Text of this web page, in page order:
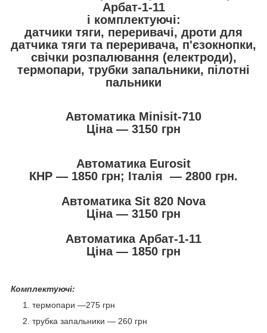
Арбат-1-11
і комплектуючі:
датчики тяги, переривачі, дроти для
датчика тяги та переривача, п'єзокнопки,
свічки розпалювання (електроди),
термопари, трубки запальники, пілотні
пальники
Автоматика Minisit-710
Ціна — 3150 грн
Автоматика Eurosit
КНР ― 1850 грн; Італія ― 2800 грн.
Автоматика Sit 820 Nova
Ціна — 3150 грн
Автоматика Арбат-1-11
Ціна — 1850 грн
Комплектуючі:
термопари —275 грн
трубка запальники — 260 грн